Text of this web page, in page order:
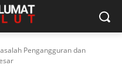
Pengangguran dan